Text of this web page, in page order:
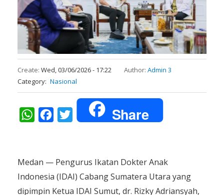
Create: Wed, 03/06/2026 - 17:22 Author: Admin 3
Category Nasional
WhatsAppFacebookTwitter Share
Medan — Pengurus Ikatan Dokter Anak
Indonesia (IDAI) Cabang Sumatera Utara yang
dipimpin Ketua IDAI Sumut, dr. Rizky Adriansyah,